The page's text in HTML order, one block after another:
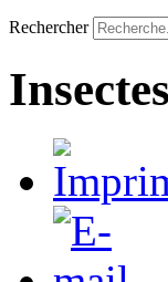
Rechercher
Insectes